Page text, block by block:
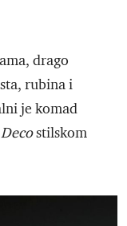
drago
rubina i
je komad
stilskom